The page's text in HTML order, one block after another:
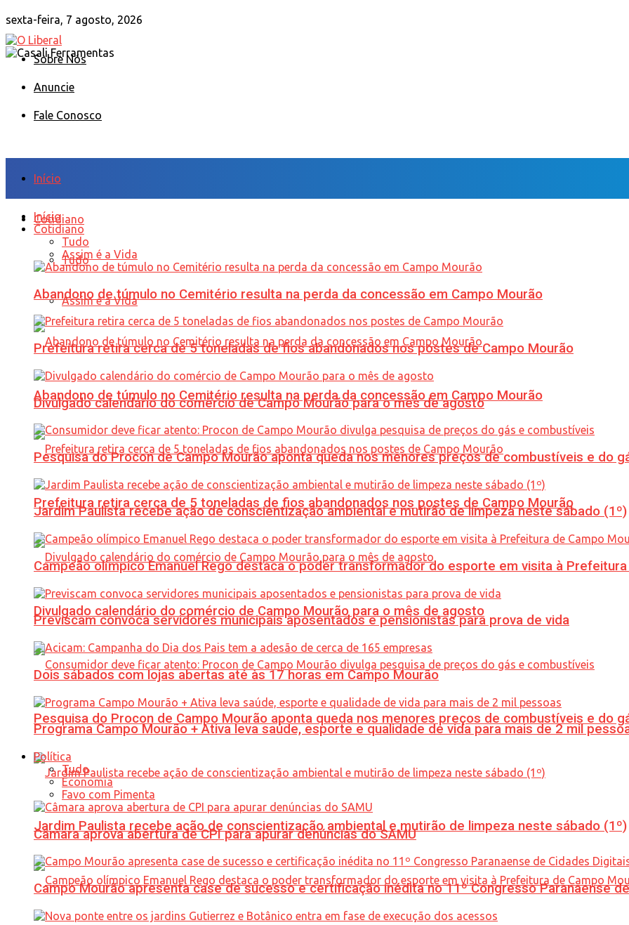
sexta-feira, 7 agosto, 2026
Sobre Nós
Anuncie
Fale Conosco
Início
Cotidiano
Tudo
Assim é a Vida
Abandono de túmulo no Cemitério resulta na perda da concessão em Campo Mourão
Prefeitura retira cerca de 5 toneladas de fios abandonados nos postes de Campo Mourão
Divulgado calendário do comércio de Campo Mourão para o mês de agosto
Pesquisa do Procon de Campo Mourão aponta queda nos menores preços de combustíveis e do
Jardim Paulista recebe ação de conscientização ambiental e mutirão de limpeza neste sábado (1º)
Início
Cotidiano
Tudo
Assim é a Vida
Abandono de túmulo no Cemitério resulta na perda da concessão em Campo Mourão
Prefeitura retira cerca de 5 toneladas de fios abandonados nos postes de Campo Mourão
Divulgado calendário do comércio de Campo Mourão para o mês de agosto
Pesquisa do Procon de Campo Mourão aponta queda nos menores preços de combustíveis e do
Jardim Paulista recebe ação de conscientização ambiental e mutirão de limpeza neste sábado (1º)
Campeão olímpico Emanuel Rego destaca o poder transformador do esporte em visita à
Previscam convoca servidores municipais aposentados e pensionistas para prova de vida
Dois sábados com lojas abertas até às 17 horas em Campo Mourão
Programa Campo Mourão + Ativa leva saúde, esporte e qualidade de vida para mais de 2 mil
Política
Tudo
Economia
Favo com Pimenta
Câmara aprova abertura de CPI para apurar denúncias do SAMU
Campo Mourão apresenta case de sucesso e certificação inédita no 11º Congresso Paranaense